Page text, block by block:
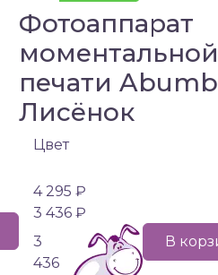
Фотоаппарат
моментальной
печати
Лисёнок
Цвет
4 295 ₽
3 436 ₽
3
436
В